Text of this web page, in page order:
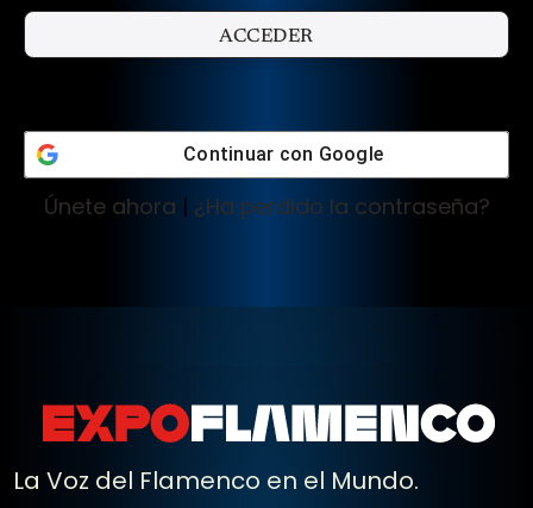
Continuar con Google
Únete ahora | ¿Ha perdido la contraseña?
La Voz del Flamenco en el Mundo.